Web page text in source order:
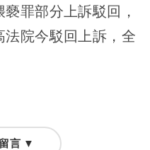
罪部分上訴駁回，
院今駁回上訴，全
言 ▼